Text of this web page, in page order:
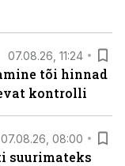
07.08.26, 11:24
tõi hinnad
kontrolli
07.08.26, 08:00
suurimateks